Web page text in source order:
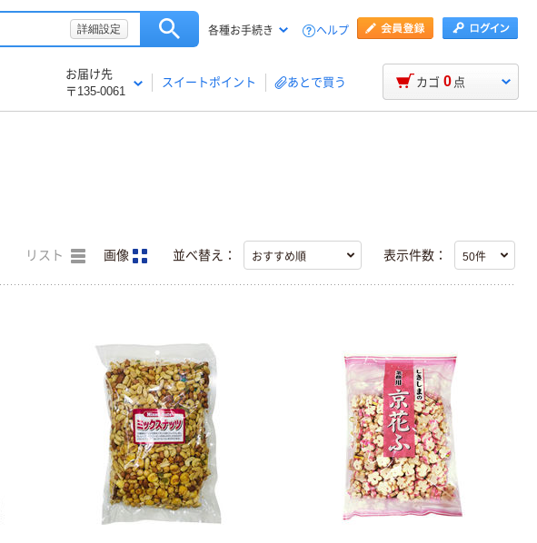
詳細設定 各種お手続き ヘルプ
お届け先
〒135-0061
スイートポイント あとで買う カゴ 0 点
リスト 画像 並べ替え： 表示件数：